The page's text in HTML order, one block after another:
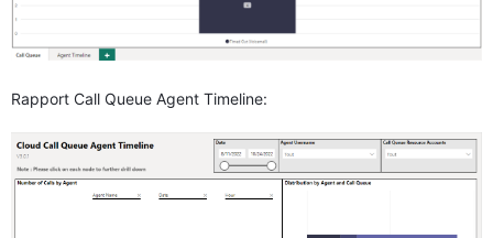
Rapport Call Queue Agent Timeline: